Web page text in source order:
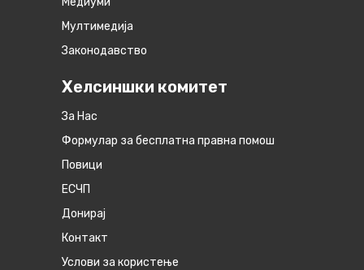
Мултимедија
Законодавство
Хелсиншки комитет
За Нас
Формулар за бесплатна правна помош
Повици
ЕСЧП
Донирај
Контакт
Услови за користење